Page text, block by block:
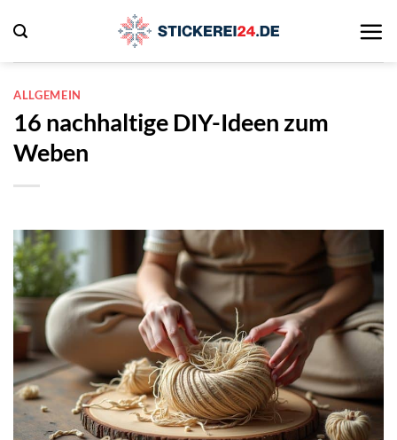
Inhalt
springen
ALLGEMEIN
16 nachhaltige DIY-Ideen zum
Weben